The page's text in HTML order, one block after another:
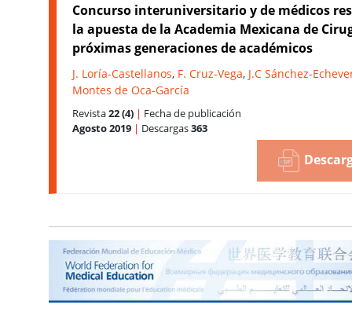
Concurso interuniversitario y de médicos
la apuesta de la Academia Mexicana de
próximas generaciones de académicos
J. Loría-Castellanos, F. Cruz-Vega, J.C Sánchez-
Montes de Oca-García
Revista22 (4) | Fecha de publicación
Agosto 2019 | Descargas363